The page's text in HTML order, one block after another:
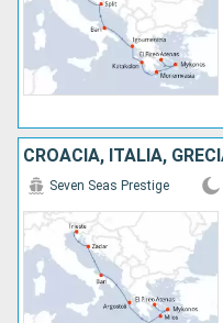
CROACIA, ITALIA,
Seven Seas Prestige